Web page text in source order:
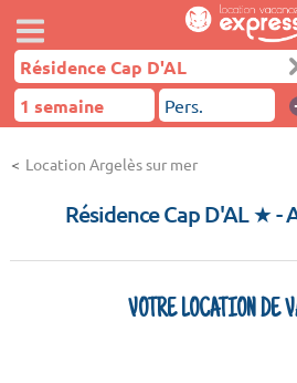
Location Argelès sur mer
Résidence Cap D'AL ★-
VOTRE LOCATION DE